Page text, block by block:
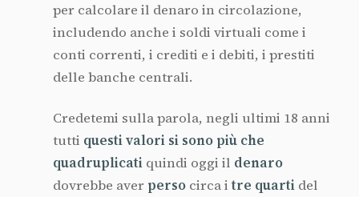
per calcolare il denaro in circolazione,
includendo anche i soldi virtuali come i
conti correnti, i crediti e i debiti, i prestiti
delle banche centrali.
Credetemi sulla parola, negli ultimi 18 anni
tutti questi valori si sono più che
quadruplicatiquindi oggi il denaro
dovrebbe aver persocirca itre quarti del